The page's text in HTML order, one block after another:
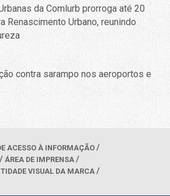
da Comlurb prorroga até 20
Renascimento Urbano, reunindo
contra sarampo nos aeroportos e
ACESSO À INFORMAÇÃO
ÁREA DE IMPRENSA
VISUAL DA MARCA